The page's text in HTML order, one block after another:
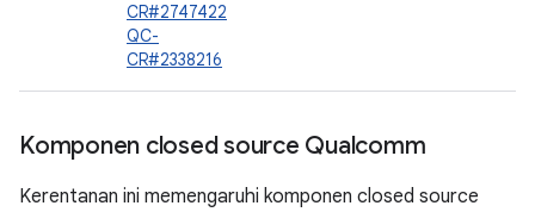
CR#2747422
QC-
CR#2338216
Komponen closed source Qualcomm
Kerentanan ini memengaruhi komponen closed source